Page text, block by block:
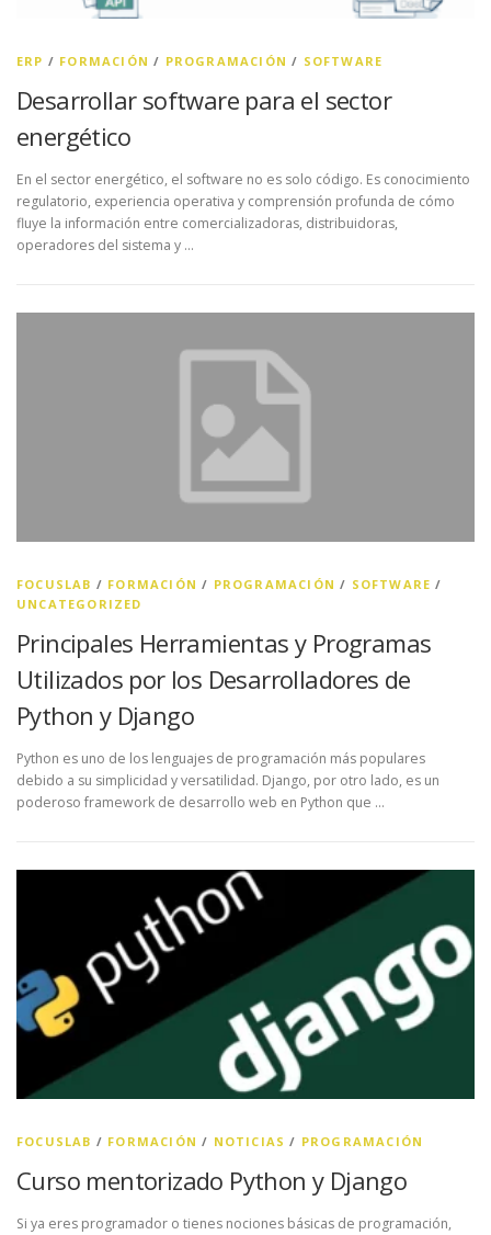
ERP / FORMACIÓN / PROGRAMACIÓN / SOFTWARE
Desarrollar software para el sector
energético
En el sector energético, el software no es solo código. Es conocimiento
regulatorio, experiencia operativa y comprensión profunda de cómo
fluye la información entre comercializadoras, distribuidoras,
operadores del sistema y …
FOCUSLAB / FORMACIÓN / PROGRAMACIÓN / SOFTWARE /
UNCATEGORIZED
Principales Herramientas y Programas
Utilizados por los Desarrolladores de
Python y Django
Python es uno de los lenguajes de programación más populares
debido a su simplicidad y versatilidad. Django, por otro lado, es un
poderoso framework de desarrollo web en Python que …
FOCUSLAB / FORMACIÓN / NOTICIAS / PROGRAMACIÓN
Curso mentorizado Python y Django
Si ya eres programador o tienes nociones básicas de programación,